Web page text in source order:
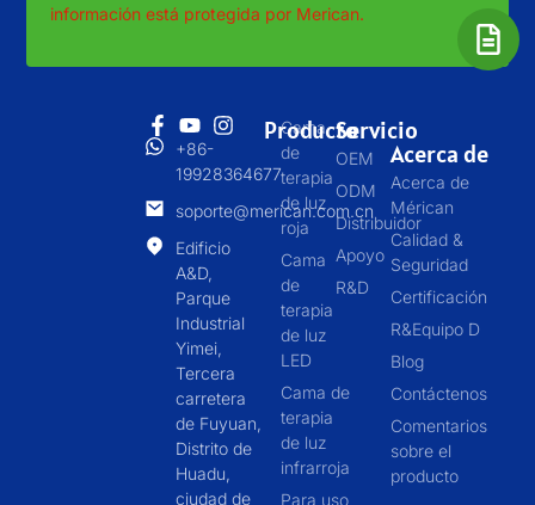
información está protegida por Merican.
+86-
19928364677
soporte@merican.com.cn
Edificio
A&D,
Parque
Industrial
Yimei,
Tercera
carretera
de Fuyuan,
Distrito de
Huadu,
ciudad de
Producto
Cama
de
terapia
de luz
roja
Cama
de
terapia
de luz
LED
Cama de
terapia
de luz
infrarroja
Para uso
Servicio
OEM
ODM
Distribuidor
Apoyo
R&D
Acerca de
Acerca de
Mérican
Calidad &
Seguridad
Certificación
R&Equipo D
Blog
Contáctenos
Comentarios
sobre el
producto